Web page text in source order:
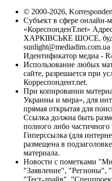
© 2000-2026,
Субъект в сфере онлайн-
«КореспонденТ.net»
ХАРКІВСЬКЕ ШОСЕ,
sunlight@mediadim.com.ua
Идентификатор медиа -
Использование любых
сайте, разрешается при
Корреспондент.net.
При копировании
Украины и мира», для
прямая открытая для
Ссылка должна быть
полного либо частичного
Гиперссылка (для
размещена в
материала.
Новости с пометками
"Заявление",